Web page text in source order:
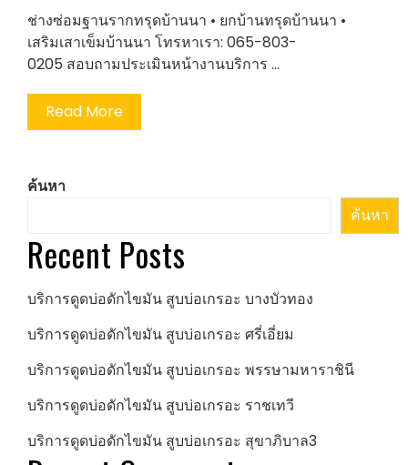
ช่างซ่อมฐานรากทรุดบ้านนา • ยกบ้านทรุดบ้านนา •
เสริมเสาเข็มบ้านนา โทรหาเรา: 065-803-
0205 สอบถามประเมินหน้างานบริการ …
Read More
ค้นหา
ค้นหา
Recent Posts
บริการดูดบ่อดักไขมัน สูบบ่อเกรอะ บางบัวทอง
บริการดูดบ่อดักไขมัน สูบบ่อเกรอะ ศรี่เอี่ยม
บริการดูดบ่อดักไขมัน สูบบ่อเกรอะ พรรษามหาราชินี
บริการดูดบ่อดักไขมัน สูบบ่อเกรอะ ราชเทวี
บริการดูดบ่อดักไขมัน สูบบ่อเกรอะ สุขาภิบาล3